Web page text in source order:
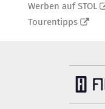
Werben auf STOL
Tourentipps